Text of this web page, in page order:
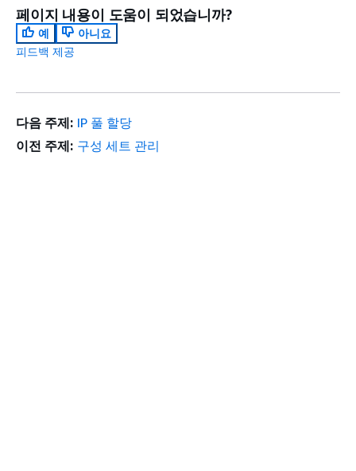
페이지 내용이 도움이 되었습니까?
예
아니요
피드백 제공
다음 주제: IP 풀 할당
이전 주제: 구성 세트 관리